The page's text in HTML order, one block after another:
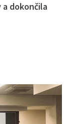
a dokončila